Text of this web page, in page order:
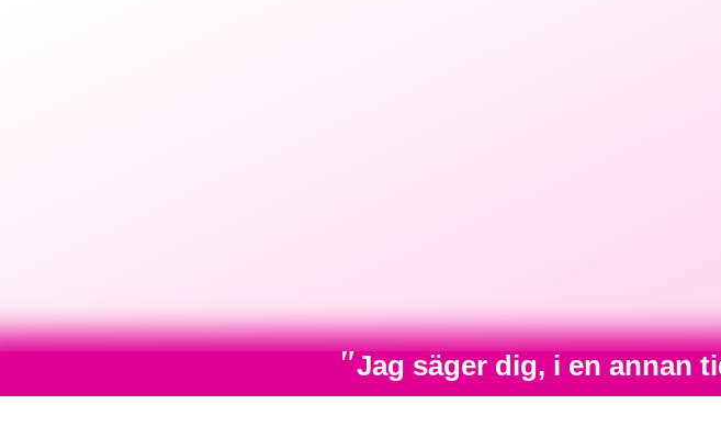
"Jag säger dig, i en annan